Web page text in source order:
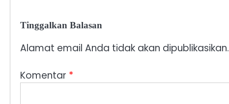
Tinggalkan Balasan
Alamat email Anda tidak akan dipublikasikan.
Komentar *